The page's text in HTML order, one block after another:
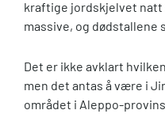
kraftige jordskjelvet natt
massive, og dødstallene
Det er ikke avklart
men det antas å være i
området i Aleppo-